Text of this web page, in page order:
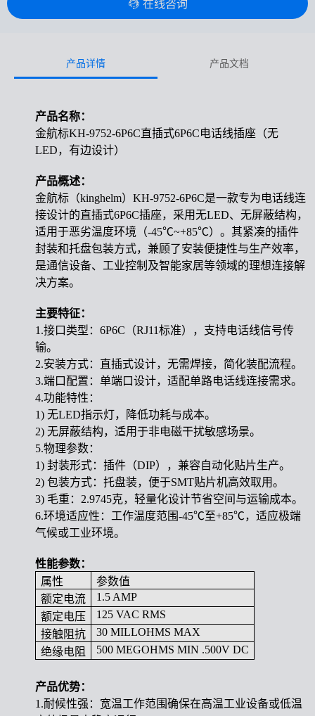
产品详情 产品文档
产品名称：
金航标KH-9752-6P6C直插式6P6C电话线插座（无
LED，有边设计）
产品概述：
金航标（kinghelm）KH-9752-6P6C是一款专为电话线连
接设计的直插式6P6C插座，采用无LED、无屏蔽结构，
适用于恶劣温度环境（-45℃~+85℃）。其紧凑的插件
封装和托盘包装方式，兼顾了安装便捷性与生产效率，
是通信设备、工业控制及智能家居等领域的理想连接解
决方案。
主要特征：
1.接口类型：6P6C（RJ11标准），支持电话线信号传
输。
2.安装方式：直插式设计，无需焊接，简化装配流程。
3.端口配置：单端口设计，适配单路电话线连接需求。
4.功能特性：
1) 无LED指示灯，降低功耗与成本。
2) 无屏蔽结构，适用于非电磁干扰敏感场景。
5.物理参数：
1) 封装形式：插件（DIP），兼容自动化贴片生产。
2) 包装方式：托盘装，便于SMT贴片机高效取用。
3) 毛重：2.9745克，轻量化设计节省空间与运输成本。
6.环境适应性：工作温度范围-45℃至+85℃，适应极端
气候或工业环境。
性能参数：
属性
参数值
额定电流
1.5 AMP
额定电压
125 VAC RMS
接触阻抗
30 MILLOHMS MAX
绝缘电阻
500 MEGOHMS MIN .500V DC
产品优势：
1.耐候性强：宽温工作范围确保在高温工业设备或低温